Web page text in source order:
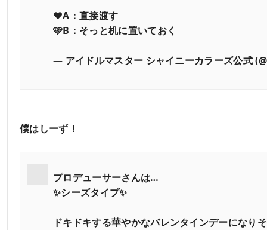
❤A：直接渡す
🩷B：そっと机に置いておく
— アイドルマスター シャイニーカラーズ公式
僕はしーず！
プロデューサーさんは…
✨️シーズタイプ✨️
ドキドキする華やかなバレンタインデーになり